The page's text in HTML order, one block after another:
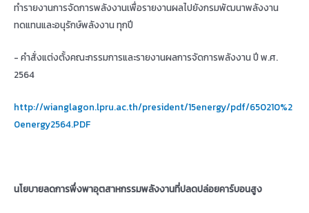
ทำรายงานการจัดการพลังงานเพื่อรายงานผลไปยังกรมพัฒนาพลังงาน
ทดแทนและอนุรักษ์พลังงาน ทุกปี
- คำสั่งแต่งตั้งคณะกรรมการและรายงานผลการจัดการพลังงาน ปี พ.ศ.
2564
http://wianglagon.lpru.ac.th/president/15energy/pdf/650210%2
0energy2564.PDF
นโยบายลดการพึ่งพาอุตสาหกรรมพลังงานที่ปลดปล่อยคาร์บอนสูง